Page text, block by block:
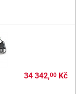
34 342,00Kč